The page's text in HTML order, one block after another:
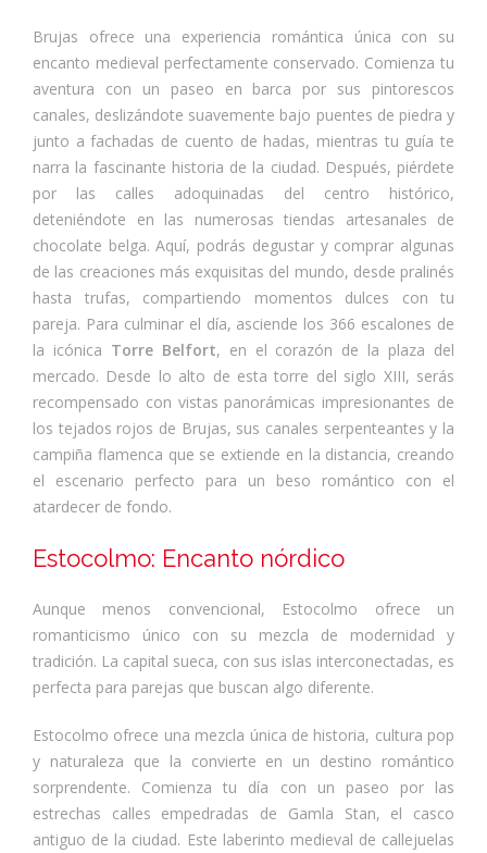
Brujas ofrece una experiencia romántica única con su
encanto medieval perfectamente conservado. Comienza tu
aventura con un paseo en barca por sus pintorescos
canales, deslizándote suavemente bajo puentes de piedra y
junto a fachadas de cuento de hadas, mientras tu guía te
narra la fascinante historia de la ciudad. Después, piérdete
por las calles adoquinadas del centro histórico,
deteniéndote en las numerosas tiendas artesanales de
chocolate belga. Aquí, podrás degustar y comprar algunas
de las creaciones más exquisitas del mundo, desde pralinés
hasta trufas, compartiendo momentos dulces con tu
pareja. Para culminar el día, asciende los 366 escalones de
la icónica Torre Belfort, en el corazón de la plaza del
mercado. Desde lo alto de esta torre del siglo XIII, serás
recompensado con vistas panorámicas impresionantes de
los tejados rojos de Brujas, sus canales serpenteantes y la
campiña flamenca que se extiende en la distancia, creando
el escenario perfecto para un beso romántico con el
atardecer de fondo.
Estocolmo: Encanto nórdico
Aunque menos convencional, Estocolmo ofrece un
romanticismo único con su mezcla de modernidad y
tradición. La capital sueca, con sus islas interconectadas, es
perfecta para parejas que buscan algo diferente.
Estocolmo ofrece una mezcla única de historia, cultura pop
y naturaleza que la convierte en un destino romántico
sorprendente. Comienza tu día con un paseo por las
estrechas calles empedradas de Gamla Stan, el casco
antiguo de la ciudad. Este laberinto medieval de callejuelas